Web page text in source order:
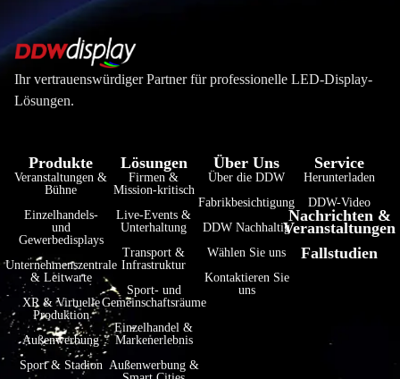
Ihr vertrauenswürdiger Partner für professionelle LED-Display-
Lösungen.
Produkte
Veranstaltungen &
Bühne
Einzelhandels-
und
Gewerbedisplays
Unternehmenszentrale
& Leitwarte
XR & Virtuelle
Produktion
Außenwerbung
Sport & Stadion
Lösungen
Firmen &
Mission-kritisch
Live-Events &
Unterhaltung
Transport &
Infrastruktur
Sport- und
Gemeinschaftsräume
Einzelhandel &
Markenerlebnis
Außenwerbung &
Über Uns
Über die DDW
Fabrikbesichtigung
DDW Nachhaltig
Wählen Sie uns
Kontaktieren Sie
uns
Service
Herunterladen
DDW-Video
Nachrichten &
Veranstaltungen
Fallstudien